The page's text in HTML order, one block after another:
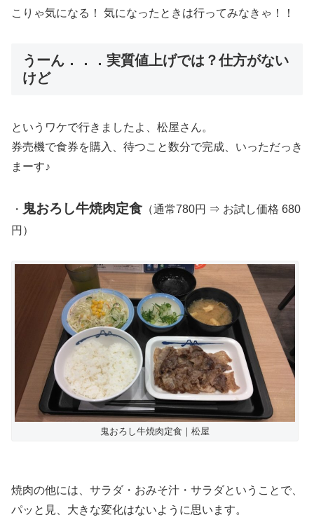
こりゃ気になる！ 気になったときは行ってみなきゃ！！
うーん．．．実質値上げでは？仕方がない
けど
というワケで行きましたよ、松屋さん。
券売機で食券を購入、待つこと数分で完成、いっただっき
まーす♪
・ 鬼おろし牛焼肉定食 （通常780円 ⇒ お試し価格 680
円）
鬼おろし牛焼肉定食｜松屋
焼肉の他には、サラダ・おみそ汁・サラダということで、
パッと見、大きな変化はないように思います。